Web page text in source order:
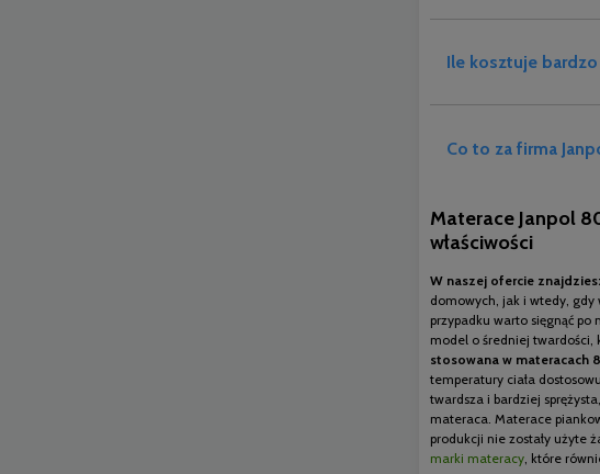
Ile kosztuje
Co to za firma
Materace Janpol
właściwości
W naszej ofercie
domowych, jak i wtedy, gdy
przypadku warto sięgnąć
model o średniej twardości,
stosowana w materacach
temperatury ciała
twardsza i bardziej
materaca. Materace
produkcji nie zostały użyte
marki materacy, które